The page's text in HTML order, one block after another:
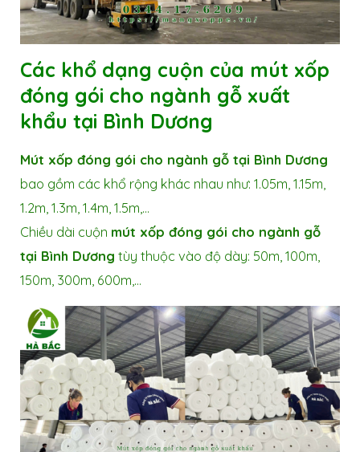
Các khổ dạng cuộn của mút xốp
đóng gói cho ngành gỗ xuất
khẩu tại Bình Dương
Mút xốp đóng gói cho ngành gỗ tại Bình Dương
bao gồm các khổ rộng khác nhau như: 1.05m, 1.15m,
1.2m, 1.3m, 1.4m, 1.5m,…
Chiều dài cuộn mút xốp đóng gói cho ngành gỗ
tại Bình Dương tùy thuộc vào độ dày: 50m, 100m,
150m, 300m, 600m,…